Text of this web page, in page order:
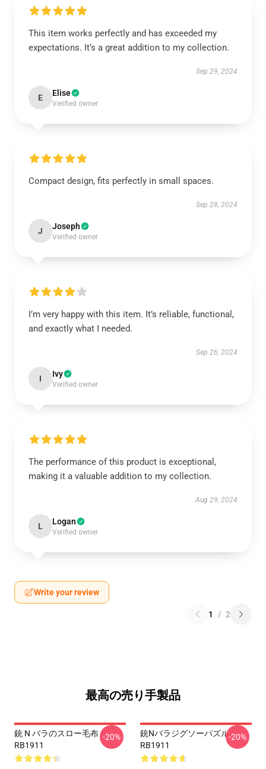
This item works perfectly and has exceeded my
expectations. It’s a great addition to my collection.
Sep 29, 2024
E Elise
Verified owner
Compact design, fits perfectly in small spaces.
Sep 28, 2024
J Joseph
Verified owner
I’m very happy with this item. It’s reliable, functional,
and exactly what I needed.
Sep 26, 2024
I Ivy
Verified owner
The performance of this product is exceptional,
making it a valuable addition to my collection.
Aug 29, 2024
L Logan
Verified owner
Write your review
1 / 2
最高の売り手製品
銃 N バラのスロー毛布
RB1911
-20%
銃nバラジグソーパズル
RB1911
-20%